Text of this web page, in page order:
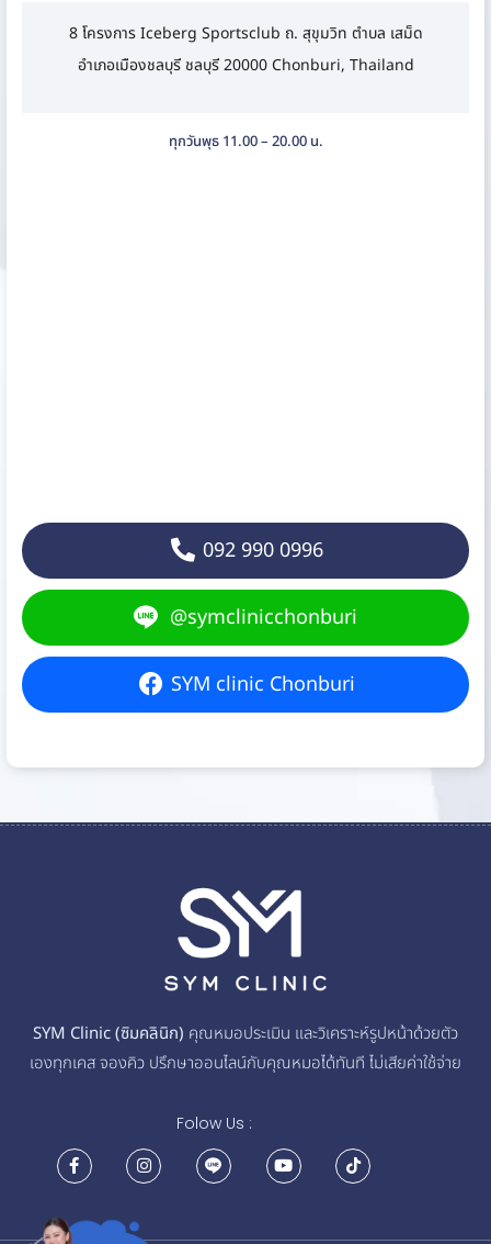
8 โครงการ Iceberg Sportsclub ถ. สุขุมวิท ตำบล เสม็ด
อำเภอเมืองชลบุรี ชลบุรี 20000 Chonburi, Thailand
ทุกวันพุธ 11.00 – 20.00 น.
092 990 0996
@symclinicchonburi
SYM clinic Chonburi
SYM Clinic (ซิมคลินิก) คุณหมอประเมิน และวิเคราะห์รูปหน้าด้วยตัว
เองทุกเคส จองคิว ปรึกษาออนไลน์กับคุณหมอได้ทันที ไม่เสียค่าใช้จ่าย
Folow Us :